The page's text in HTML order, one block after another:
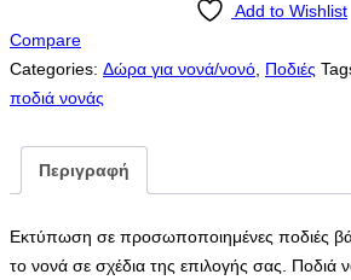
νονού
με
της
επιλογής
Ποδιά
νονού
Add to Wishlist
Compare
Categories: Δώρα για νονά/νονό Ποδιές
ποδιά νονάς
Περιγραφή
Εκτύπωση σε προσωποποιημένες ποδιές
το νονά σε σχέδια της επιλογής σας. Ποδιά